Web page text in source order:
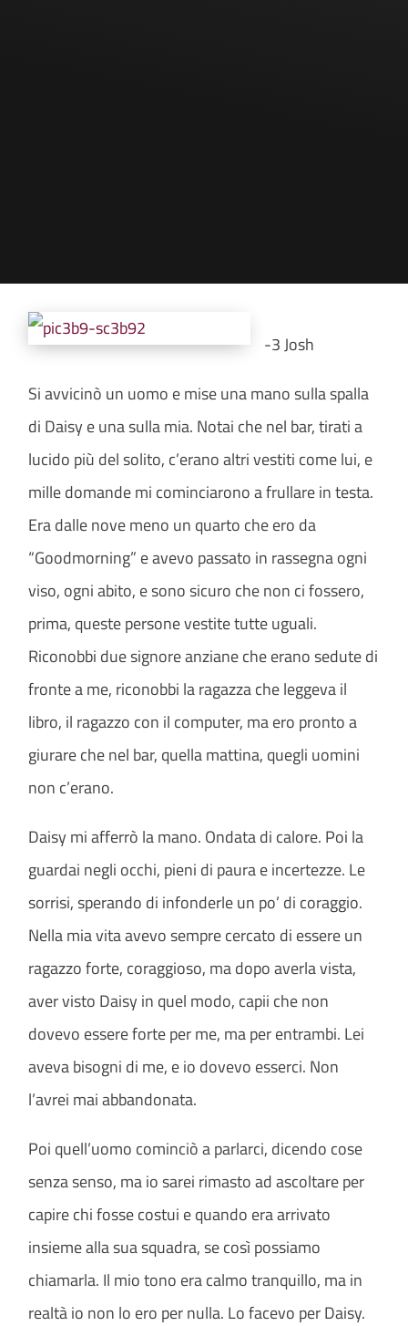
-3 Josh
Si avvicinò un uomo e mise una mano sulla spalla
di Daisy e una sulla mia. Notai che nel bar, tirati a
lucido più del solito, c’erano altri vestiti come lui, e
mille domande mi cominciarono a frullare in testa.
Era dalle nove meno un quarto che ero da
“Goodmorning” e avevo passato in rassegna ogni
viso, ogni abito, e sono sicuro che non ci fossero,
prima, queste persone vestite tutte uguali.
Riconobbi due signore anziane che erano sedute di
fronte a me, riconobbi la ragazza che leggeva il
libro, il ragazzo con il computer, ma ero pronto a
giurare che nel bar, quella mattina, quegli uomini
non c’erano.
Daisy mi afferrò la mano. Ondata di calore. Poi la
guardai negli occhi, pieni di paura e incertezze. Le
sorrisi, sperando di infonderle un po’ di coraggio.
Nella mia vita avevo sempre cercato di essere un
ragazzo forte, coraggioso, ma dopo averla vista,
aver visto Daisy in quel modo, capii che non
dovevo essere forte per me, ma per entrambi. Lei
aveva bisogni di me, e io dovevo esserci. Non
l’avrei mai abbandonata.
Poi quell’uomo cominciò a parlarci, dicendo cose
senza senso, ma io sarei rimasto ad ascoltare per
capire chi fosse costui e quando era arrivato
insieme alla sua squadra, se così possiamo
chiamarla. Il mio tono era calmo tranquillo, ma in
realtà io non lo ero per nulla. Lo facevo per Daisy.